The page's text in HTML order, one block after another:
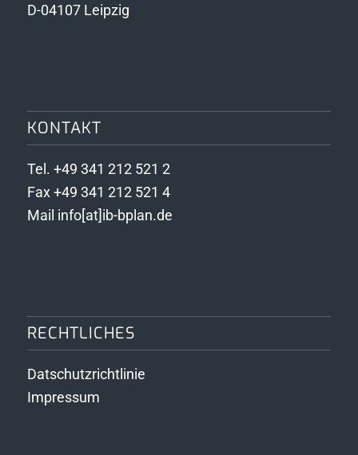
D-04107 Leipzig
KONTAKT
Tel. +49 341 212 521 2
Fax +49 341 212 521 4
Mail info[at]ib-bplan.de
RECHTLICHES
Datschutzrichtlinie
Impressum